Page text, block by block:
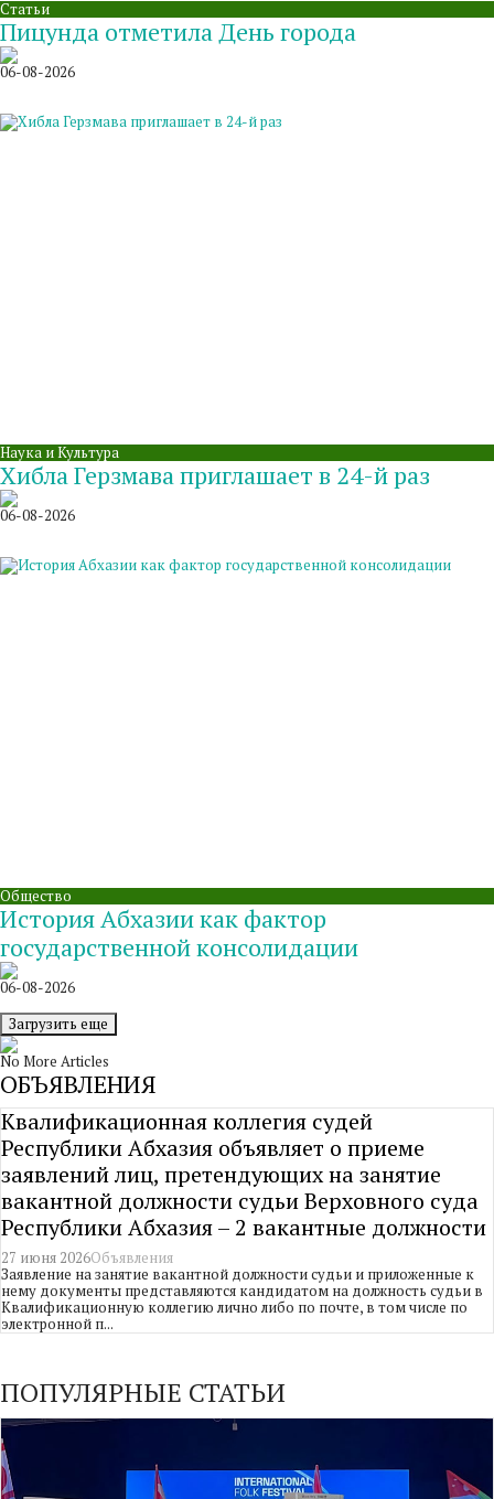
Статьи
Пицунда отметила День города
06-08-2026
Наука и Культура
Хибла Герзмава приглашает в 24-й раз
06-08-2026
Общество
История Абхазии как фактор
государственной консолидации
06-08-2026
Загрузить еще
No More Articles
ОБЪЯВЛЕНИЯ
Квалификационная коллегия судей
Республики Абхазия объявляет о приеме
заявлений лиц, претендующих на занятие
вакантной должности судьи Верховного суда
Республики Абхазия – 2 вакантные должности
27 июня 2026Объявления
Заявление на занятие вакантной должности судьи и приложенные к
нему документы представляются кандидатом на должность судьи в
Квалификационную коллегию лично либо по почте, в том числе по
электронной п...
ПОПУЛЯРНЫЕ СТАТЬИ